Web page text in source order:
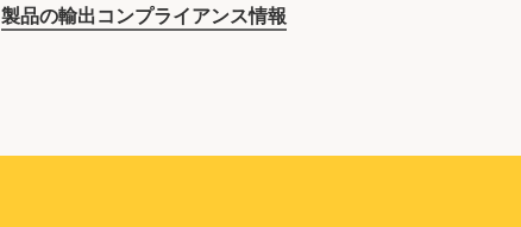
製品の輸出コンプライアンス情報